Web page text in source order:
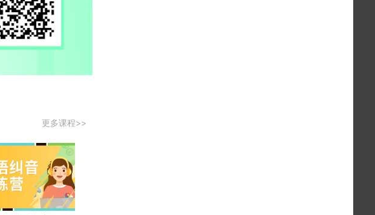
更多课程>>